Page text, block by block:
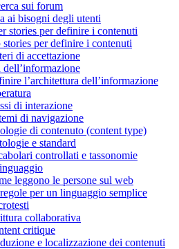
sui forum
ai bisogni degli utenti
stories per definire i contenuti
stories per definire i contenuti
di accettazione
l’architettura dell’informazione
di interazione
di navigazione
di contenuto (content type)
e standard
controllati e tassonomie
leggono le persone sul web
per un linguaggio semplice
collaborativa
critique
e localizzazione dei contenuti